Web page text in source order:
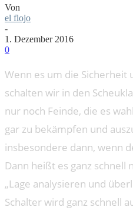
Von
el flojo
-
1. Dezember 2016
0
Wenn es um die Sicherheit
schalten wir in den
nur noch Feinde, die es
gar zu bekämpfen und
insbesondere dann, wenn
Dann heißt es ganz
„Lage analysieren und
Schalter wird ganz schnell